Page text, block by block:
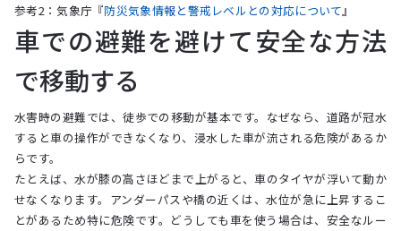
参考2：気象庁『防災気象情報と警戒レベルとの対応について』
車での避難を避けて安全な方法
で移動する
水害時の避難では、徒歩での移動が基本です。なぜなら、道路が冠水
すると車の操作ができなくなり、浸水した車が流される危険があるか
らです。
たとえば、水が膝の高さほどまで上がると、車のタイヤが浮いて動か
せなくなります。アンダーパスや橋の近くは、水位が急に上昇するこ
とがあるため特に危険です。どうしても車を使う場合は、安全なルー